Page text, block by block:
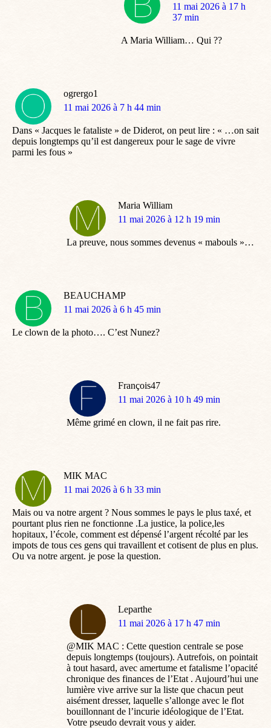
dit
:
11 mai 2026 à 17 h
37 min
A Maria William… Qui ??
ogrergo1
dit
11 mai 2026 à 7 h 44 min
Dans « Jacques le fataliste » de Diderot, on peut lire : « …on sait
depuis longtemps qu’il est dangereux pour le sage de vivre
parmi les fous »
Maria William
dit
11 mai 2026 à 12 h 19 min
La preuve, nous sommes devenus « mabouls »…
BEAUCHAMP
dit
11 mai 2026 à 6 h 45 min
Le clown de la photo…. C’est Nunez?
François47
dit
11 mai 2026 à 10 h 49 min
Même grimé en clown, il ne fait pas rire.
MIK MAC
dit
11 mai 2026 à 6 h 33 min
Mais ou va notre argent ? Nous sommes le pays le plus taxé, et
pourtant plus rien ne fonctionne .La justice, la police,les
hopitaux, l’école, comment est dépensé l’argent récolté par les
impots de tous ces gens qui travaillent et cotisent de plus en plus.
Ou va notre argent. je pose la question.
Leparthe
dit
11 mai 2026 à 17 h 47 min
@MIK MAC : Cette question centrale se pose
depuis longtemps (toujours). Autrefois, on pointait
à tout hasard, avec amertume et fatalisme l’opacité
chronique des finances de l’Etat . Aujourd’hui une
lumière vive arrive sur la liste que chacun peut
aisément dresser, laquelle s’allonge avec le flot
bouillonnant de l’incurie idéologique de l’Etat.
Votre pseudo devrait vous y aider.